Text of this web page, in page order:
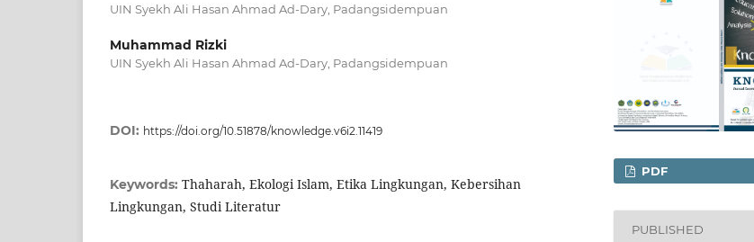
UIN Syekh Ali Hasan Ahmad Ad-Dary, Padangsidempuan
Muhammad Rizki
UIN Syekh Ali Hasan Ahmad Ad-Dary, Padangsidempuan
DOI: https://doi.org/10.51878/knowledge.v6i2.11419
Keywords: Thaharah, Ekologi Islam, Etika Lingkungan, Kebersihan
Lingkungan, Studi Literatur
PDF
PUBLISHED